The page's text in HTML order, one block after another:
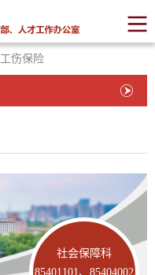
工伤保险
社会保障科
85401101、85404002